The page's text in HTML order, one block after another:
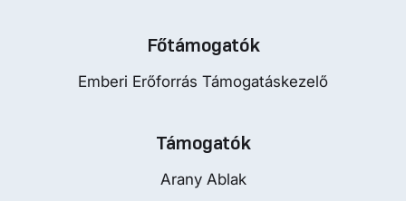
Főtámogatók
Emberi Erőforrás Támogatáskezelő
Támogatók
Arany Ablak